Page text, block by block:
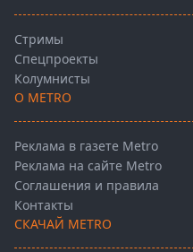
Стримы
Спецпроекты
Колумнисты
О METRO
Реклама в газете Metro
Реклама на сайте Metro
Соглашения и правила
Контакты
СКАЧАЙ METRO